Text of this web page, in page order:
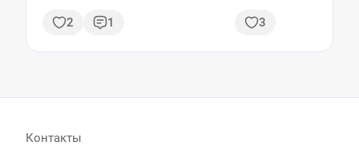
2 1 3
Контакты